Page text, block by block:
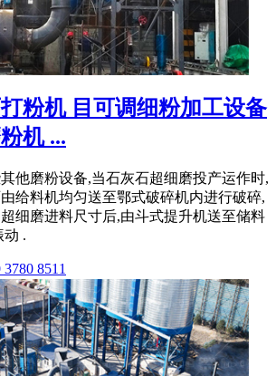
粉机 目可调细粉加工设备
机 ...
他磨粉设备,当石灰石超细磨投产运作时,
给料机均匀送至鄂式破碎机内进行破碎,
细磨进料尺寸后,由斗式提升机送至储料
动 .
8511